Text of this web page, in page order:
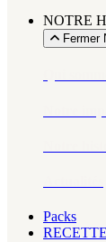
NOTRE
Fermer
Packs